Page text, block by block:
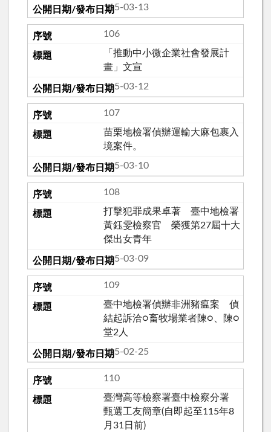
115-03-13
106
「推動中小微企業社會發展計
畫」文宣
115-03-12
107
苗栗地檢署偵辦運輸大麻包裹入
境案件。
115-03-10
108
打擊犯罪成果卓著 臺中地檢署
黃鈺雯檢察官 榮獲第27屆十大
傑出女青年
115-03-09
109
臺中地檢署偵辦非洲豬瘟案 偵
結起訴洽○畜牧場業者陳○、陳○
堂2人
115-02-25
110
臺灣高等檢察署臺中檢察分署
甄選工友簡章(自即起至115年8
月31日前)